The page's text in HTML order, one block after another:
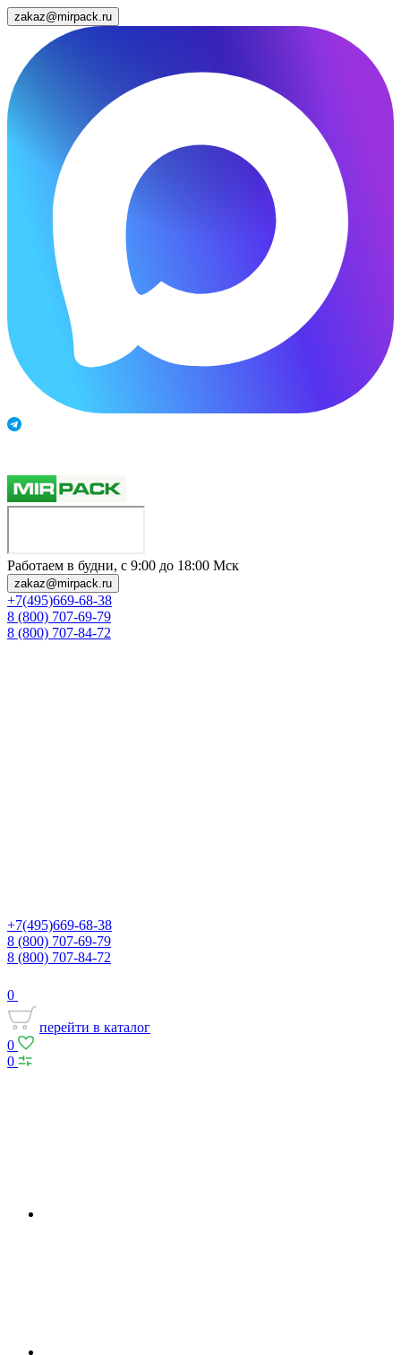
zakaz@mirpack.ru
Работаем в будни, с 9:00 до 18:00 Мск
zakaz@mirpack.ru
+7(495)669-68-38
8 (800) 707-69-79
8 (800) 707-84-72
+7(495)669-68-38
8 (800) 707-69-79
8 (800) 707-84-72
0
перейти в каталог
0
0